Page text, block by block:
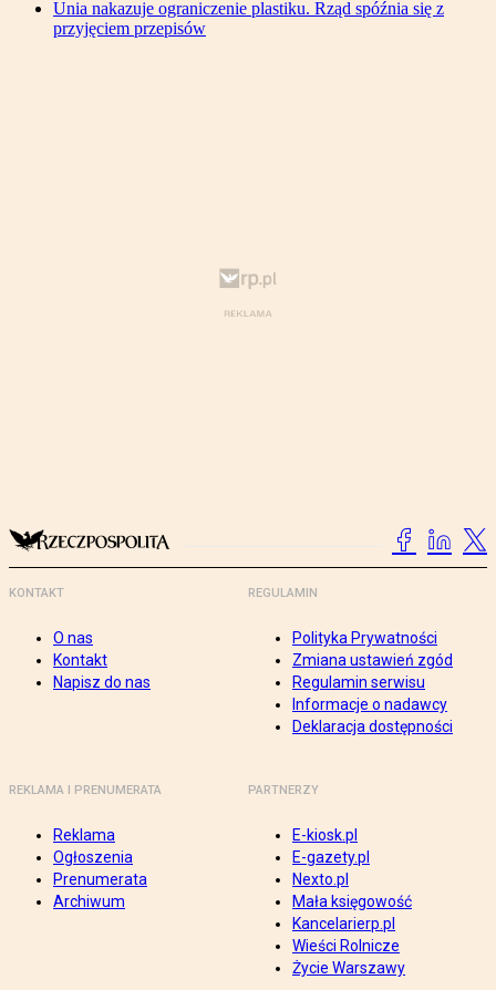
Unia nakazuje ograniczenie plastiku. Rząd spóźnia się z
przyjęciem przepisów
KONTAKT
O nas
Kontakt
Napisz do nas
REGULAMIN
Polityka Prywatności
Zmiana ustawień zgód
Regulamin serwisu
Informacje o nadawcy
Deklaracja dostępności
REKLAMA I PRENUMERATA
Reklama
Ogłoszenia
Prenumerata
Archiwum
PARTNERZY
E-kiosk.pl
E-gazety.pl
Nexto.pl
Mała księgowość
Kancelarierp.pl
Wieści Rolnicze
Życie Warszawy